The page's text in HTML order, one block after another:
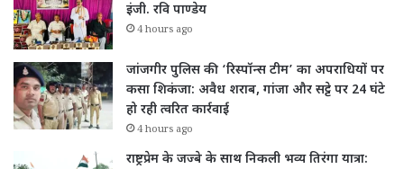
इंजी. रवि पाण्डेय
4 hours ago
जांजगीर पुलिस की ‘रिस्पॉन्स टीम’ का अपराधियों पर
कसा शिकंजा: अवैध शराब, गांजा और सट्टे पर 24 घंटे
हो रही त्वरित कार्रवाई
4 hours ago
राष्ट्रप्रेम के जज्बे के साथ निकली भव्य तिरंगा यात्रा: